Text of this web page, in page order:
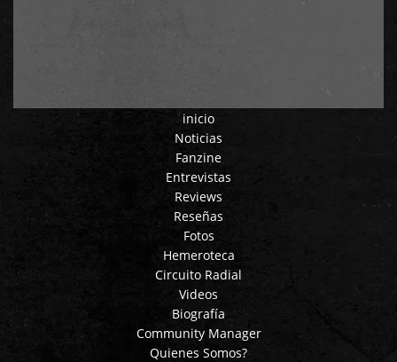
inicio
Noticias
Fanzine
Entrevistas
Reviews
Reseñas
Fotos
Hemeroteca
Circuito Radial
Videos
Biografía
Community Manager
Quienes Somos?